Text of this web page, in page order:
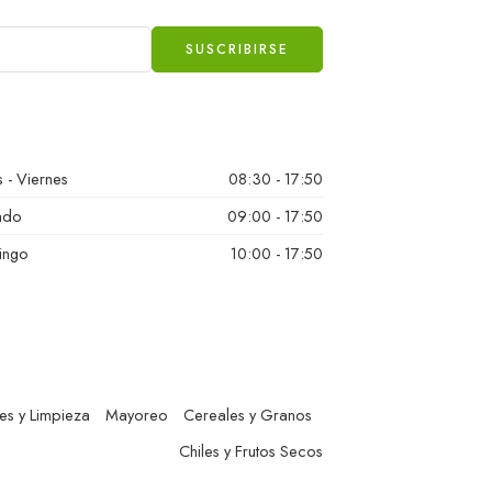
- Viernes
08:30 - 17:50
09:00 - 17:50
10:00 - 17:50
y Limpieza Mayoreo
Cereales y Granos
Chiles y Frutos Secos